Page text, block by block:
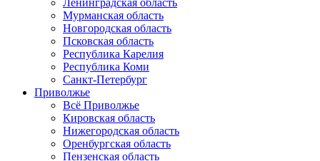
Ленинградская область
Мурманская область
Новгородская область
Псковская область
Республика Карелия
Республика Коми
Санкт-Петербург
Приволжье
Всё Приволжье
Кировская область
Нижегородская область
Оренбургская область
Пензенская область